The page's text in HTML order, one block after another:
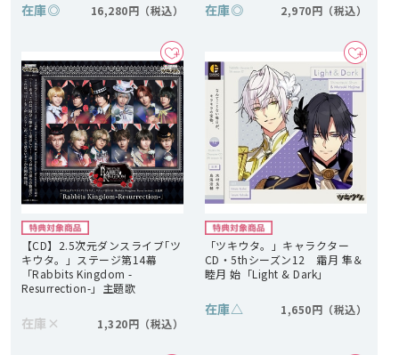
在庫◎ 16,280円 在庫◎ 2,970円
【CD】2.5次元ダンスライブ｢ツ
キウタ。」ステージ第14幕
「Rabbits Kingdom -
Resurrection-」主題歌
在庫 × 1,320円
「ツキウタ。」キャラクター
CD・5thシーズン12 霜月 隼＆
睦月 始「Light & Dark」
在庫△ 1,650円